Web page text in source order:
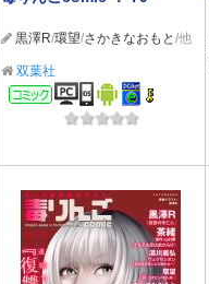
黒澤R/環望/さかきなおもと /他
双葉社
コミック